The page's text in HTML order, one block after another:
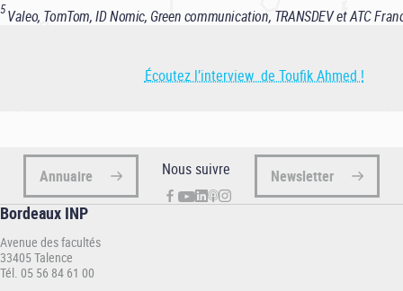
5Valeo, TomTom, ID Nomic, Green communication, TRANSDEV et ATC
Écoutez l’interview de Toufik Ahmed !
Annuaire Nous suivre Newsletter
Bordeaux INP
Avenue des facultés
33405 Talence
Tél. 05 56 84 61 00